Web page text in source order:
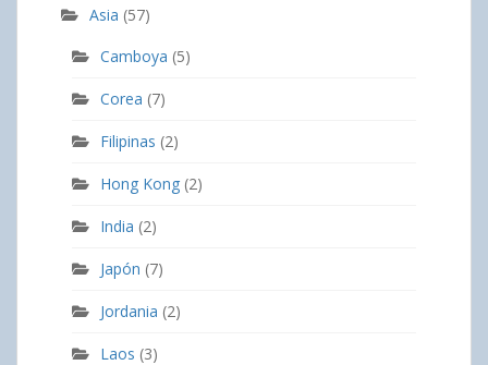
Asia (57)
Camboya (5)
Corea (7)
Filipinas (2)
Hong Kong (2)
India (2)
Japón (7)
Jordania (2)
Laos (3)